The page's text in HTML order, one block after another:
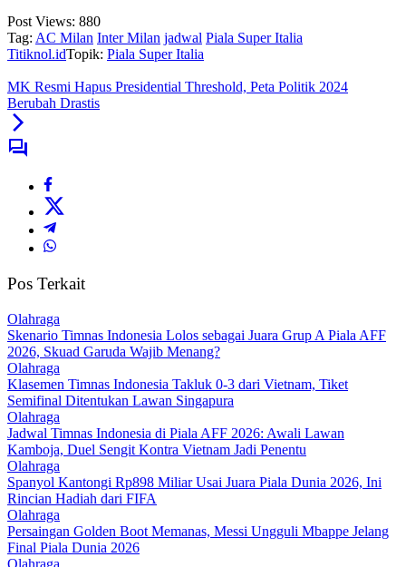
Post Views: 880
Tag: AC Milan Inter Milan jadwal Piala Super Italia
Titiknol.idTopik: Piala Super Italia
MK Resmi Hapus Presidential Threshold, Peta Politik 2024
Berubah Drastis
Pos Terkait
Olahraga
Skenario Timnas Indonesia Lolos sebagai Juara Grup A Piala AFF
2026, Skuad Garuda Wajib Menang?
Olahraga
Klasemen Timnas Indonesia Takluk 0-3 dari Vietnam, Tiket
Semifinal Ditentukan Lawan Singapura
Olahraga
Jadwal Timnas Indonesia di Piala AFF 2026: Awali Lawan
Kamboja, Duel Sengit Kontra Vietnam Jadi Penentu
Olahraga
Spanyol Kantongi Rp898 Miliar Usai Juara Piala Dunia 2026, Ini
Rincian Hadiah dari FIFA‎
Olahraga
Persaingan Golden Boot Memanas, Messi Ungguli Mbappe Jelang
Final Piala Dunia 2026‎
Olahraga